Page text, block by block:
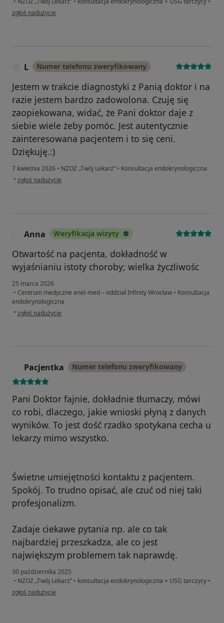
w opinii użytkownika Svetlana
zgłoś nadużycie
L Numer telefonu zweryfikowany
Jestem w trakcie diagnostyki z Panią doktor i na
razie jestem bardzo zadowolona. Czuję się
zaopiekowana, widać, że Pani doktor daje z
siebie wiele żeby pomóc. Jest autentycznie
zainteresowana pacjentem i to się ceni.
Dziękuję.:)
7 kwietnia 2026 • NZOZ „Twój Lekarz” • Konsultacja endokrynologiczna
• w opinii użytkownika L
zgłoś nadużycie
Anna Weryfikacja wizyty
Otwartość na pacjenta, dokładność w
wyjaśnianiu istoty choroby; wielka życzliwośc
25 marca 2026
• Centrum medyczne enel-med – oddział Infinity Wrocław • Konsultacja
endokrynologiczna
• w opinii użytkownika Anna
zgłoś nadużycie
Pacjentka Numer telefonu zweryfikowany
Pani Doktor fajnie, dokładnie tłumaczy, mówi
co robi, dlaczego, jakie wnioski płyną z danych
wyników. To jest dość rzadko spotykana cecha u
lekarzy mimo wszystko.
Świetne umiejętności kontaktu z pacjentem.
Spokój. To trudno opisać, ale czuć od niej taki
profesjonalizm.
Zadaje ciekawe pytania np. ale co tak
najbardziej przeszkadza, ale co jest
największym problemem tak naprawdę.
30 października 2025
• NZOZ „Twój Lekarz” • konsultacja endokrynologiczna + USG tarczycy •
w opinii użytkownika Pacjentka
zgłoś nadużycie